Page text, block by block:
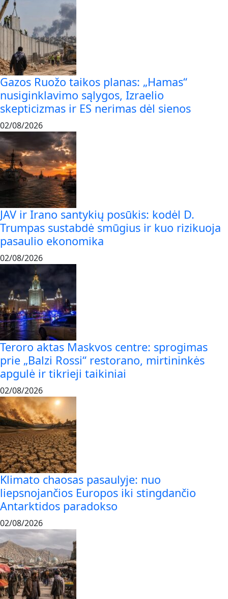
Gazos Ruožo taikos planas: „Hamas“
nusiginklavimo sąlygos, Izraelio
skepticizmas ir ES nerimas dėl sienos
02/08/2026
JAV ir Irano santykių posūkis: kodėl D.
Trumpas sustabdė smūgius ir kuo rizikuoja
pasaulio ekonomika
02/08/2026
Teroro aktas Maskvos centre: sprogimas
prie „Balzi Rossi“ restorano, mirtininkės
apgulė ir tikrieji taikiniai
02/08/2026
Klimato chaosas pasaulyje: nuo
liepsnojančios Europos iki stingdančio
Antarktidos paradokso
02/08/2026